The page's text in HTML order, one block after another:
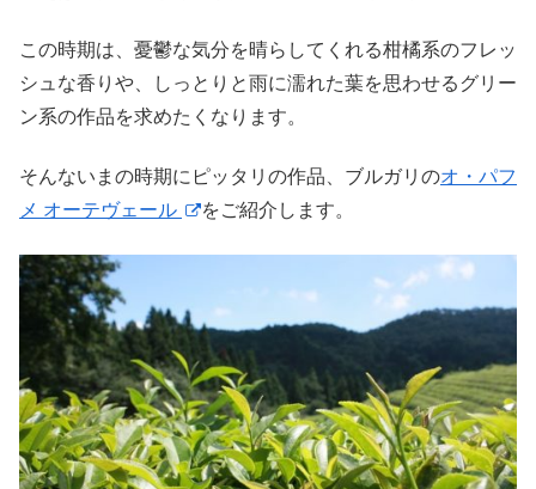
この時期は、憂鬱な気分を晴らしてくれる柑橘系のフレッ
シュな香りや、しっとりと雨に濡れた葉を思わせるグリー
ン系の作品を求めたくなります。
そんないまの時期にピッタリの作品、ブルガリのオ・パフ
メ オーテヴェール
をご紹介します。